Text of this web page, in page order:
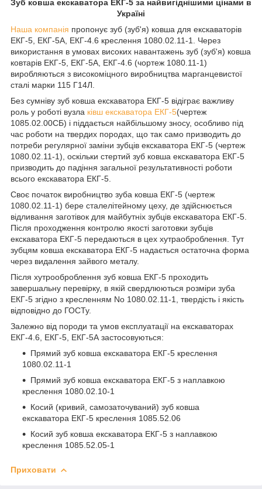
Зуб ковша екскаватора ЕКГ-5 за найвигіднішими цінами в
Україні
Наша компанія пропонує зуб (зуб'я) ковша для екскаваторів
ЕКГ-5, ЕКГ-5А, ЕКГ-4.6 креслення 1080.02.11-1. Через
використання в умовах високих навантажень зуб (зуб'я) ковша
ковтарів ЕКГ-5, ЕКГ-5А, ЕКГ-4.6 (чортеж 1080.11-1)
виробляються з високоміцного виробництва марганцевистої
сталі марки 115 Г14Л.
Без сумніву зуб ковша екскаватора ЕКГ-5 відіграє важливу
роль у роботі вузла ківш екскаватора ЕКГ-5(чертеж
1085.02.00СБ) і піддається найбільшому зносу, особливо під
час роботи на твердих породах, що так само призводить до
потреби регулярної заміни зубців екскаватора ЕКГ-5 (чертеж
1080.02.11-1), оскільки стертий зуб ковша екскаватора ЕКГ-5
призводить до падіння загальної результативності роботи
всього екскаватора ЕКГ-5.
Своє початок виробництво зуба ковша ЕКГ-5 (чертеж
1080.02.11-1) бере сталелітейному цеху, де здійснюється
відливання заготівок для майбутніх зубців екскаватора ЕКГ-5.
Після проходження контролю якості заготовки зубців
екскаватора ЕКГ-5 передаються в цех хутраоброблення. Тут
зубцям ковша екскаватора ЕКГ-5 надається остаточна форма
через видалення зайвого металу.
Після хутрооброблення зуб ковша ЕКГ-5 проходить
завершальну перевірку, в якій свердлюються розміри зуба
ЕКГ-5 згідно з кресленням No 1080.02.11-1, твердість і якість
відповідно до ГОСТу.
Залежно від породи та умов експлуатації на екскаваторах
ЕКГ-4.6, ЕКГ-5, ЕКГ-5А застосовуються:
Прямий зуб ковша екскаватора ЕКГ-5 креслення
1080.02.11-1
Прямий зуб ковша екскаватора ЕКГ-5 з наплавкою
креслення 1080.02.10-1
Косий (кривий, самозаточуваний) зуб ковша
екскаватора ЕКГ-5 креслення 1085.52.06
Косий зуб ковша екскаватора ЕКГ-5 з наплавкою
креслення 1085.52.05-1
Приховати